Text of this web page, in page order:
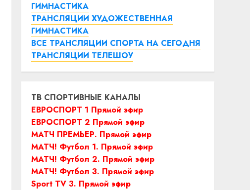
ГИМНАСТИКА
ТРАНСЛЯЦИИ ХУДОЖЕСТВЕННАЯ
ГИМНАСТИКА
ВСЕ ТРАНСЛЯЦИИ СПОРТА НА СЕГОДНЯ
ТРАНСЛЯЦИИ ТЕЛЕШОУ
ТВ СПОРТИВНЫЕ КАНАЛЫ
ЕВРОСПОРТ 1 Прямой эфир
ЕВРОСПОРТ 2 Прямой эфир
МАТЧ ПРЕМЬЕР. Прямой эфир
МАТЧ! Футбол 1. Прямой эфир
МАТЧ! Футбол 2. Прямой эфир
МАТЧ! Футбол 3. Прямой эфир
Sport TV 3. Прямой эфир